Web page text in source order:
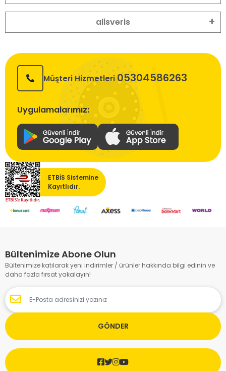
alisveris
Müşteri Hizmetleri 05304586263
Uygulamalarımız:
ETBİS Sistemine
Kayıtlıdır.
Bültenimize Abone Olun
Bültenimize katılarak yeni indirimler / ürünler hakkında bilgi edinin ve
daha fazla fırsat yakalayın!
GÖNDER